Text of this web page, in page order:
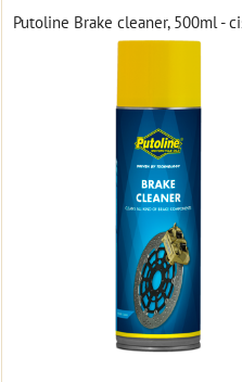
Putoline Brake cleaner, 500ml -